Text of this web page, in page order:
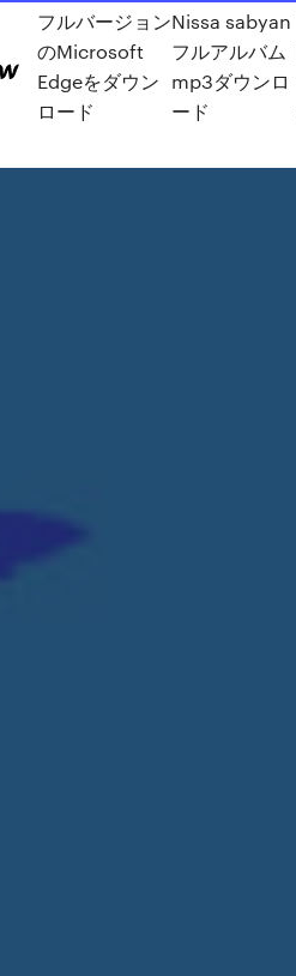
フルバージョン
のMicrosoft
Edgeをダウン
ロード
Nissa sabyan
フルアルバム
mp3ダウンロ
ード